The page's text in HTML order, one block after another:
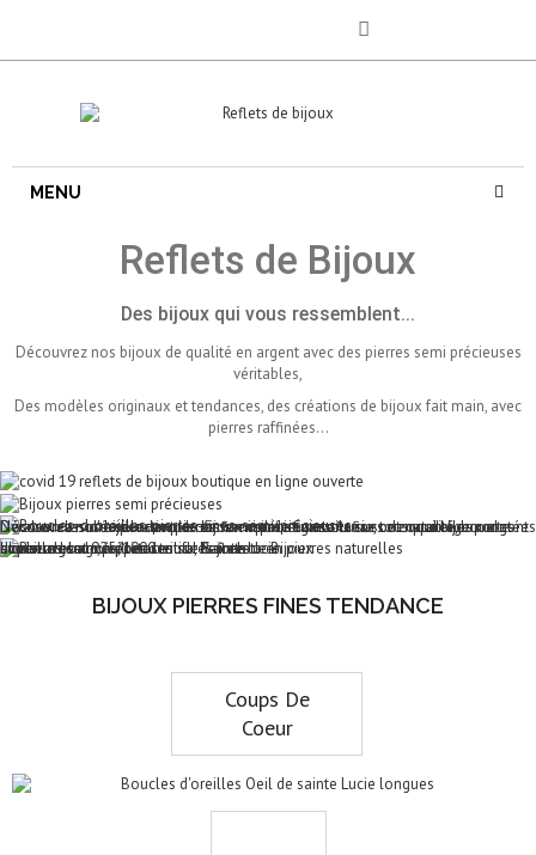
MENU
Reflets de Bijoux
Des bijoux qui vous ressemblent...
Découvrez nos bijoux de qualité en argent avec des pierres semi précieuses
véritables,
Des modèles originaux et tendances, des créations de bijoux fait main, avec
pierres raffinées...
Livraison assurée pendant le confinement et gratuite sur tous vos bijoux argent
et pierres semi précieuses sur Reflets de Bijoux
Découvrez nos bijoux en pierres semi précieuses ou fines de qualité, boucles
d'oreilles, bagues, pendentifs, bracelets en pierres naturelles
Nos boucles d'oreilles en pierres semi précieuses fines sont naturelles montées
sur un argent 925/1000
Découvrez notre sélection de bijoux œil de Sainte Lucie, ce coquillage porte
bonheur blanc, à porter tous les jours
BIJOUX PIERRES FINES TENDANCE
Coups De
Coeur